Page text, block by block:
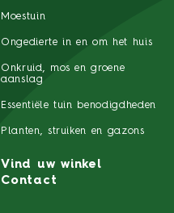
Moestuin
Ongedierte in en om het huis
Onkruid, mos en groene
aanslag
Essentiële tuin benodigdheden
Planten, struiken en gazons
Vind uw winkel
Contact